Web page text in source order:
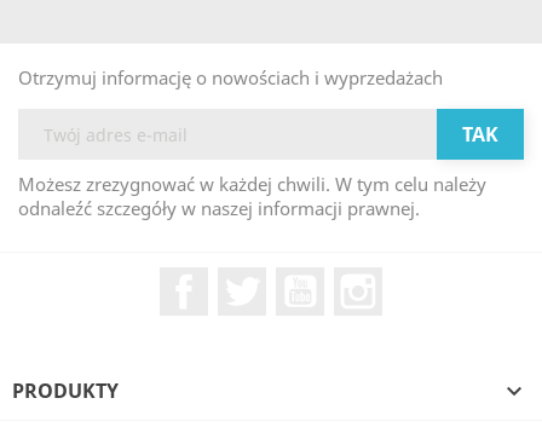
Otrzymuj informację o nowościach i wyprzedażach
Możesz zrezygnować w każdej chwili. W tym celu należy
odnaleźć szczegóły w naszej informacji prawnej.
PRODUKTY 